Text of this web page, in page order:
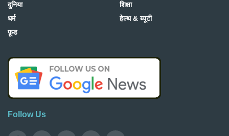
दुनिया
धर्म
फ़ूड
शिक्षा
हेल्थ & ब्यूटी
Follow Us